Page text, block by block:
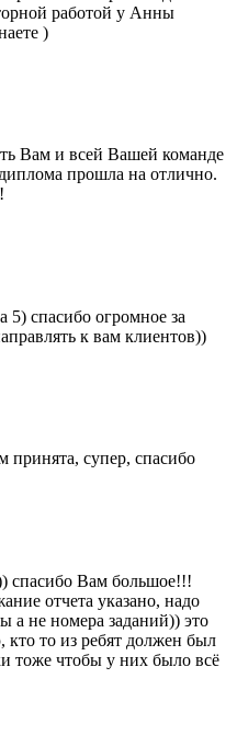
работой у Анны
)
Вам и всей Вашей команде
прошла на отлично.
спасибо огромное за
к вам клиентов))
принята, супер, спасибо
спасибо Вам большое!!!
отчета указано, надо
а не номера заданий)) это
кто то из ребят должен был
тоже чтобы у них было всё